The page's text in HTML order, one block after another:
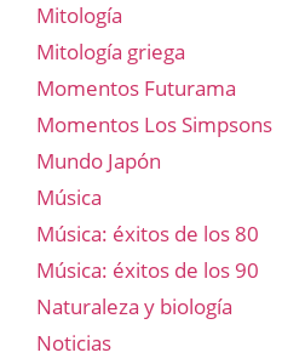
Mitología
Mitología griega
Momentos Futurama
Momentos Los Simpsons
Mundo Japón
Música
Música: éxitos de los 80
Música: éxitos de los 90
Naturaleza y biología
Noticias